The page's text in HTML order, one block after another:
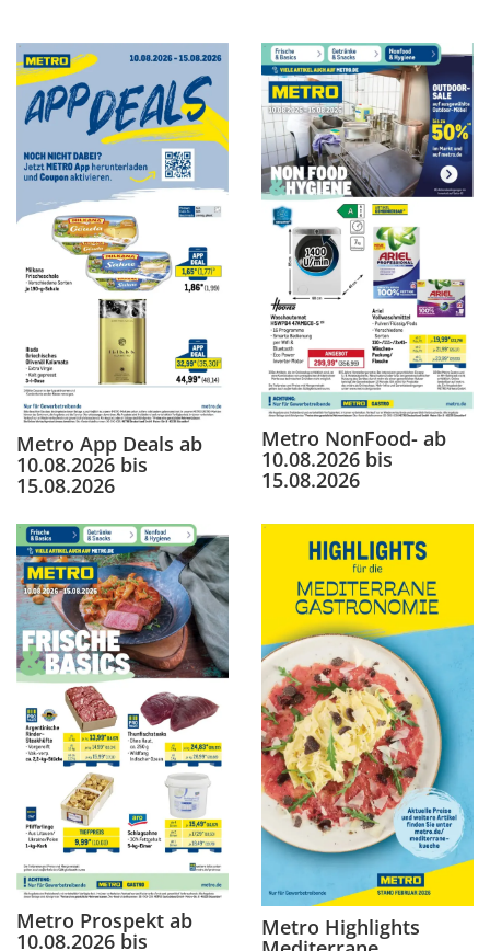
Metro App Deals ab
10.08.2026 bis
15.08.2026
Metro NonFood- ab
10.08.2026 bis
15.08.2026
Metro Prospekt ab
10.08.2026 bis
Metro Highlights